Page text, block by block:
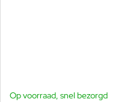
Op voorraad, snel bezorgd